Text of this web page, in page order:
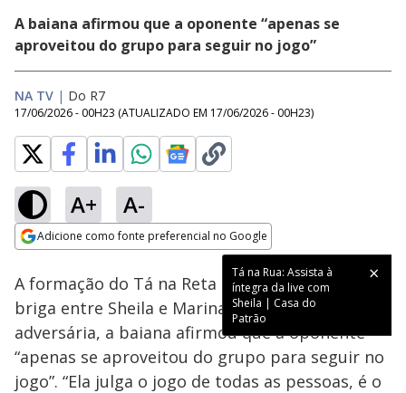
A baiana afirmou que a oponente “apenas se
aproveitou do grupo para seguir no jogo”
NA TV | Do R7
17/06/2026 - 00H23 (ATUALIZADO EM 17/06/2026 - 00H23)
A+ A-
Adicione como fonte preferencial no Google
Tá na Rua: Assista à
íntegra da live com
Sheila | Casa do
Patrão
Ativar
Loaded
19.15%
A formação do Tá na Reta rendeu mais uma
briga entre Sheila e Marina. Ao votar na
adversária, a baiana afirmou que a oponente
“apenas se aproveitou do grupo para seguir no
jogo”. “Ela julga o jogo de todas as pessoas, é o